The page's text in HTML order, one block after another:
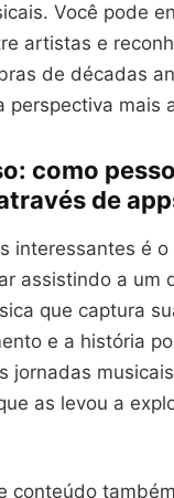
Você pode
artistas e
de décadas
perspectiva mais
como
de
interessantes é
assistindo a um
que captura
e a história
jornadas
as levou a
conteúdo